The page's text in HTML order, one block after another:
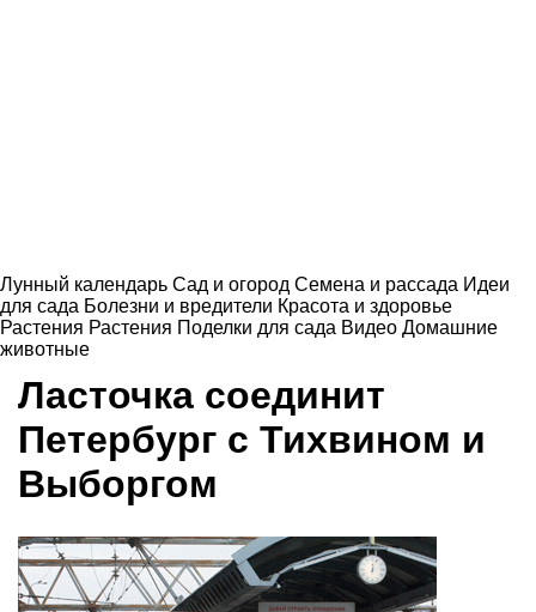
Лунный календарь Сад и огород Семена и рассада Идеи
для сада Болезни и вредители Красота и здоровье
Растения Растения Поделки для сада Видео Домашние
животные
Ласточка соединит
Петербург с Тихвином и
Выборгом